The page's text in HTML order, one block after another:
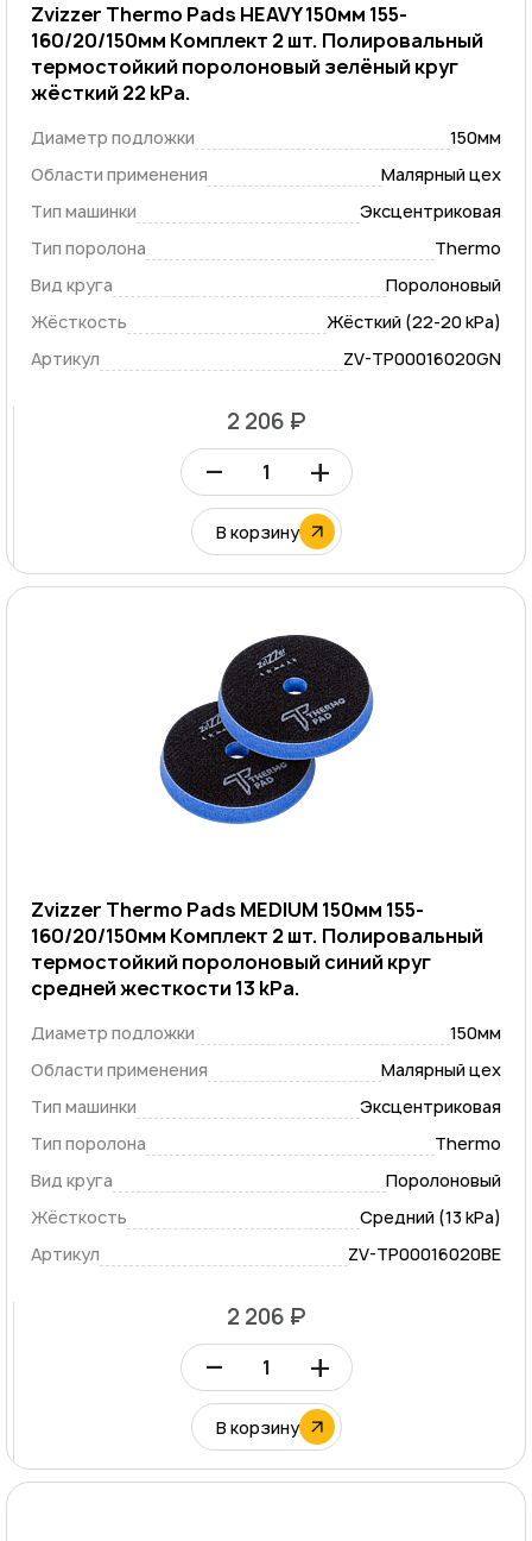
Zvizzer Thermo Pads HEAVY 150мм 155-
160/20/150мм Комплект 2 шт. Полировальный
термостойкий поролоновый зелёный круг
жёсткий 22 kPa.
Диаметр подложки
150мм
Области применения
Малярный цех
Тип машинки
Эксцентриковая
Тип поролона
Thermo
Вид круга
Поролоновый
Жёсткость
Жёсткий (22-20 kPa)
Артикул
ZV-TP00016020GN
2 206 ₽
– +
В корзину
Zvizzer Thermo Pads MEDIUM 150мм 155-
160/20/150мм Комплект 2 шт. Полировальный
термостойкий поролоновый синий круг
средней жесткости 13 kPa.
Диаметр подложки
150мм
Области применения
Малярный цех
Тип машинки
Эксцентриковая
Тип поролона
Thermo
Вид круга
Поролоновый
Жёсткость
Средний (13 kPa)
Артикул
ZV-TP00016020BE
2 206 ₽
– +
В корзину